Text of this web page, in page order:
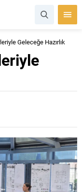
Geleceğe Hazırlık